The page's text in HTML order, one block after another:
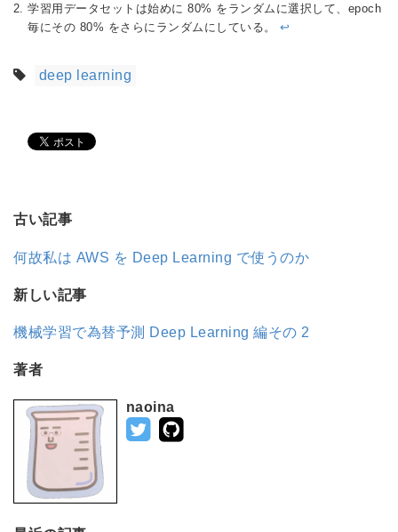
学習用データセットは始めに 80% をランダムに選択して、epoch
毎にその 80% をさらにランダムにしている。 ↩︎
deep learning
古い記事
何故私は AWS を Deep Learning で使うのか
新しい記事
機械学習で為替予測 Deep Learning 編その 2
著者
naoina